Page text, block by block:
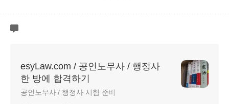
esyLaw.com / 공인노무사 / 행정사
한 방에 합격하기
공인노무사 / 행정사 시험 준비